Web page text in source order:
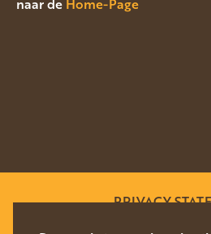
naar de Home-Page
PRIVACY